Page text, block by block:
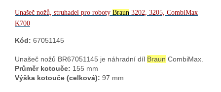
Unašeč nožů, struhadel pro roboty Braun 3202, 3205, CombiMax
K700
Kód: 67051145
Unašeč nožů BR67051145 je náhradní díl Braun CombiMax.
Průměr kotouče: 155 mm
Výška kotouče (celková): 97 mm